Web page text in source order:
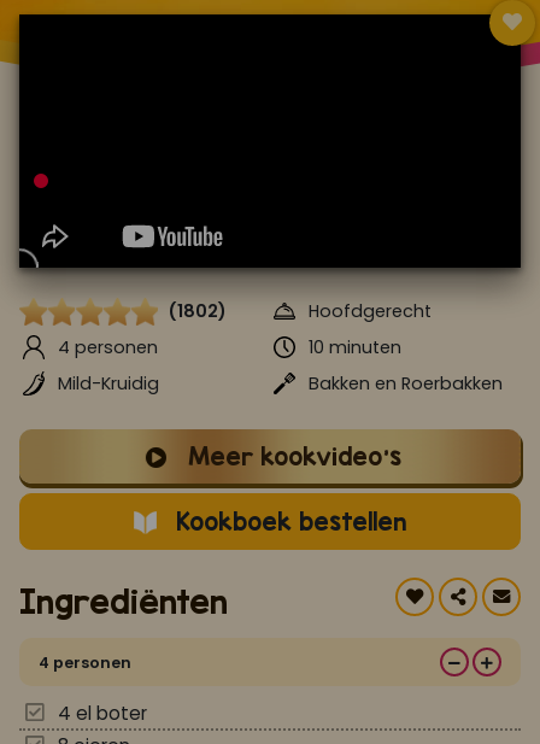
Ofklik hierom je aan te melden voor Mijn Kookboek.
(1802)
Hoofdgerecht
4 personen
10 minuten
Mild-Kruidig
Bakken en Roerbakken
Meer kookvideo's
Kookboek bestellen
Ingrediënten
4 personen
4 el boter